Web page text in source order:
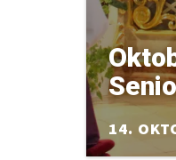
14.